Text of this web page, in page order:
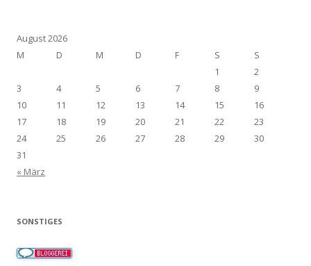
August 2026
M
D M D F S
S
1
2
3
4 5 6 7 8
9
10
11 12 13 14 15
16
17
18 19 20 21 22
23
24
25 26 27 28 29
30
31
« März
SONSTIGES